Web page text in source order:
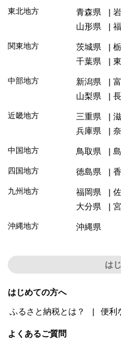
東北地方 青森県
山形県
関東地方 茨城県
千葉県
中部地方 新潟県
山梨県
近畿地方 三重県
兵庫県
中国地方 鳥取県
四国地方 徳島県
九州地方 福岡県
大分県
沖縄地方 沖縄県
は
はじめての方へ
ふるさと納税とは？
便利
よくあるご質問